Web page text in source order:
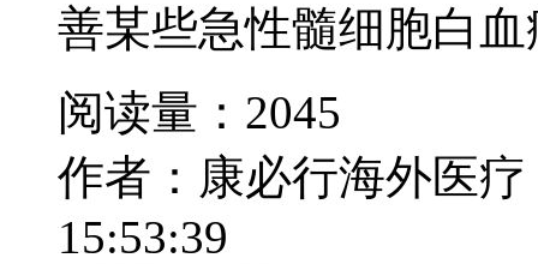
善某些急性髓细胞白
阅读量：2045
作者：康必行海外医疗
15:53:39